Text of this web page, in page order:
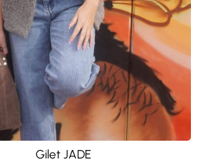
Gilet JADE